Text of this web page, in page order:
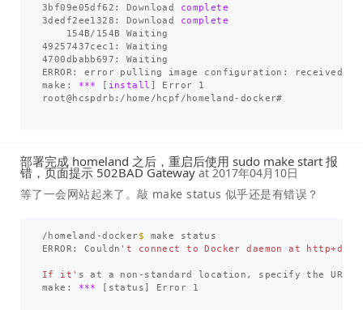
3bf09e05df62: Download
3dedf2ee1328: Download
complete
154B/154B Waiting
49257437cec1: Waiting
4700dbabb697: Waiting
ERROR: error pulling image configuration: received
make:
*** install
Error 1
root@hcspdrb:/home/hcpf/homeland-docker#
部署完成 homeland 之后，重启后使用 sudo make start 报
错，页面提示 502BAD Gateway at 2017年04月10日
等了一会网站起来了。敲 make status 似乎还是有错误？
/homeland-docker$ make status
ERROR: Couldn 't connect to Docker daemon at
If it' s at a non-standard location, specify the URL
make:
*** [ status] Error 1